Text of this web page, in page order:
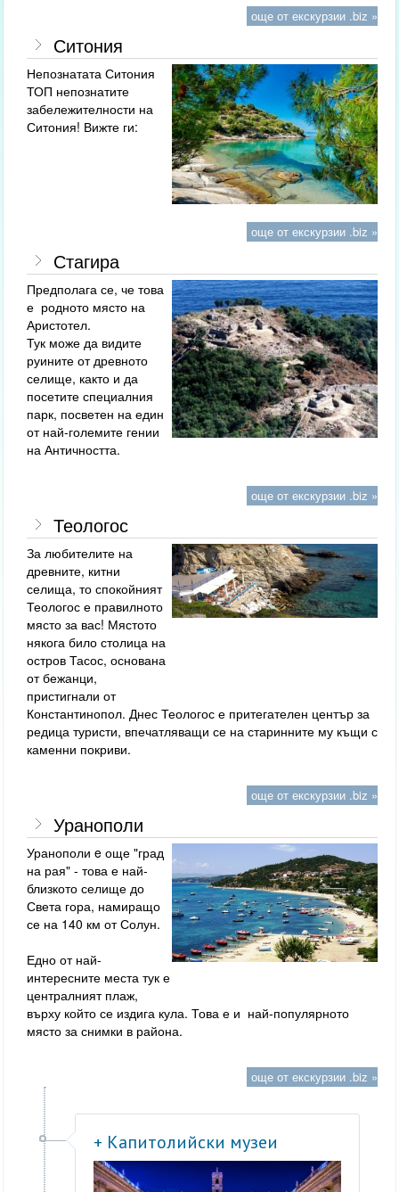
още от екскурзии .biz »
Ситония
Непознатата Ситония
ТОП непознатите
забележителности на
Ситония! Вижте ги:
още от екскурзии .biz »
Стагира
Предполага се, че това
е родното място на
Аристотел.
Тук може да видите
руините от древното
селище, както и да
посетите специалния
парк, посветен на един
от най-големите гении
на Античността.
още от екскурзии .biz »
Теологос
За любителите на
древните, китни
селища, то спокойният
Теологос е правилното
място за вас! Мястото
някога било столица на
остров Тасос, основана
от бежанци,
пристигнали от
Константинопол. Днес Теологос е притегателен център за
редица туристи, впечатляващи се на старинните му къщи с
каменни покриви.
още от екскурзии .biz »
Уранополи
Уранополи e още "град
на рая" - това е най-
близкото селище до
Света гора, намиращо
се на 140 км от Солун.
Едно от най-
интересните места тук е
централният плаж,
върху който се издига кула. Това е и най-популярното
място за снимки в района.
още от екскурзии .biz »
+ Капитолийски музеи